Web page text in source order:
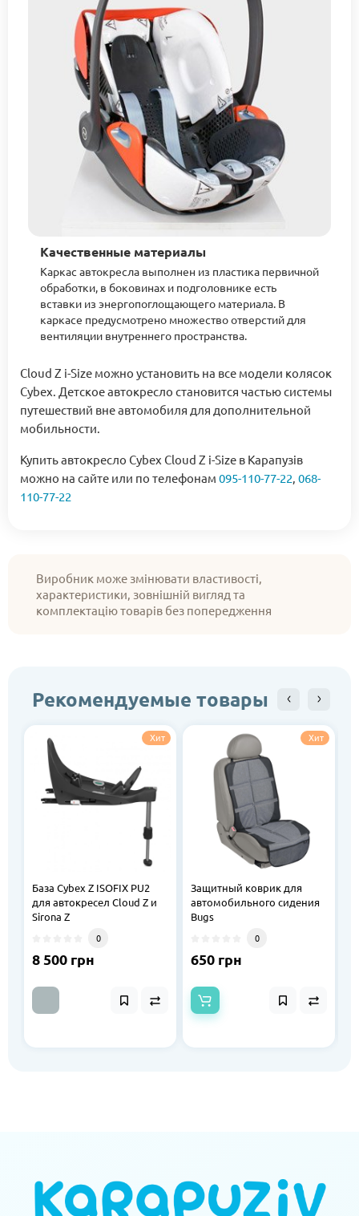
Качественные материалы
Каркас автокресла выполнен из пластика первичной
обработки, в боковинах и подголовнике есть
вставки из энергопоглощающего материала. В
каркасе предусмотрено множество отверстий для
вентиляции внутреннего пространства.
Cloud Z i-Size можно установить на все модели колясок
Cybex. Детское автокресло становится частью системы
путешествий вне автомобиля для дополнительной
мобильности.
Купить автокресло Cybex Cloud Z i-Size в Карапузів
можно на сайте или по телефонам 095-110-77-22, 068-
110-77-22
Виробник може змінювати властивості,
характеристики, зовнішній вигляд та
комплектацію товарів без попередження
Рекомендуемые товары
Хит
База Cybex Z ISOFIX PU2
для автокресел Cloud Z и
Sirona Z
0
8 500 грн
Хит
Защитный коврик для
автомобильного сидения
Bugs
0
650 грн